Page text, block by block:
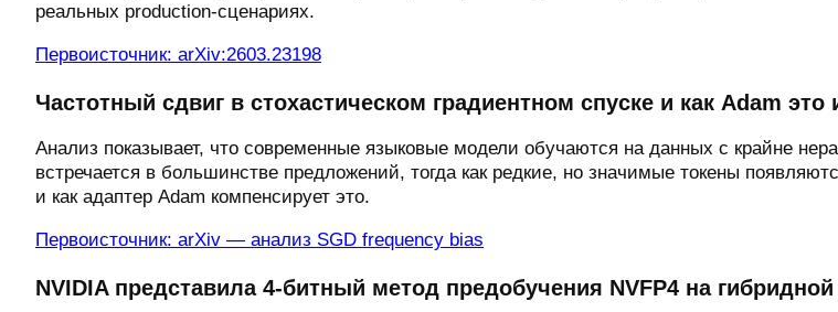
реальных production-сценариях.
Первоисточник: arXiv:2603.23198
Частотный сдвиг в стохастическом градиентном спуске и как Adam это
Анализ показывает, что современные языковые модели обучаются на данных с крайне
встречается в большинстве предложений, тогда как редкие, но значимые токены
и как адаптер Adam компенсирует это.
Первоисточник: arXiv — анализ SGD frequency bias
NVIDIA представила 4-битный метод предобучения NVFP4 на